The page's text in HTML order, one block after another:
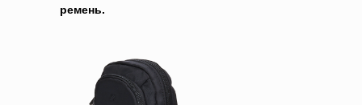
ремень.